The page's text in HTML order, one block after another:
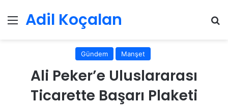
Menü
Adil Koçalan
Gündem Manşet
Ali Peker’e Uluslararası
Ticarette Başarı Plaketi